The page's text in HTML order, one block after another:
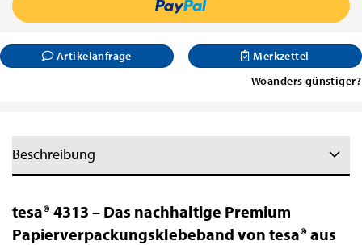
Artikelanfrage
Merkzettel
Woanders günstiger?
Beschreibung
tesa® 4313 – Das nachhaltige Premium
Papierverpackungsklebeband von tesa® aus